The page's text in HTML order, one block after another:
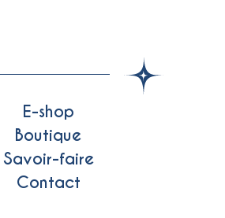
E-shop
Boutique
Savoir-faire
Contact